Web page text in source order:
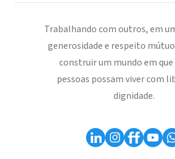
Trabalhando com outros, em
generosidade e respeito
construir um mundo em que
pessoas possam viver com
dignidade.